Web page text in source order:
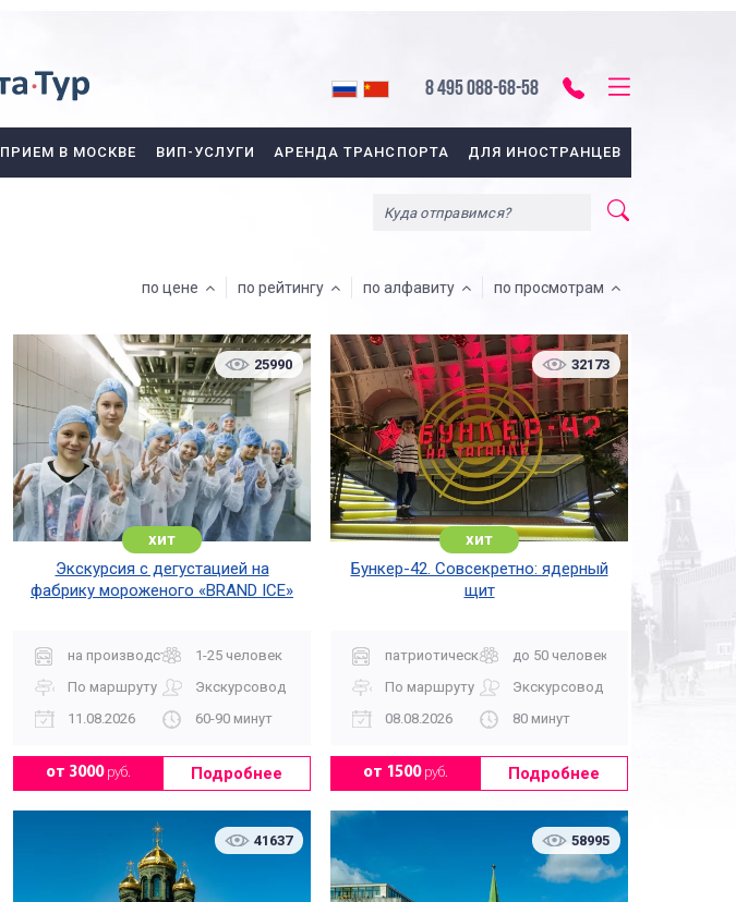
8 495 088-68-58
ПРИЕМ В МОСКВЕ ВИП-УСЛУГИ АРЕНДА ТРАНСПОРТА ДЛЯ ИНОСТРАНЦЕВ
по цене по рейтингу по алфавиту по просмотрам
25990
хит
Экскурсия с дегустацией на
фабрику мороженого «BRAND ICE»
на производство
1-25 человек
По маршруту
Экскурсовод
11.08.2026
60-90 минут
от 3000руб. Подробнее
32173
хит
Бункер-42. Совсекретно: ядерный
щит
патриотическая
до 50 человек
По маршруту
Экскурсовод
08.08.2026
80 минут
от 1500руб. Подробнее
41637 58995